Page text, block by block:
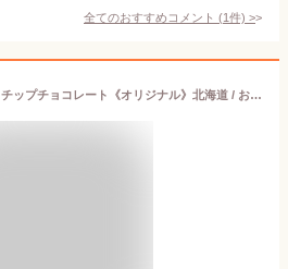
全てのおすすめコメント (1件) >
ROYCE' ロイズポテトチップチョコレート《オリジナル》北海道 / お土産 / みやげ / 土産 / お菓子スイーツ / 人気 / 定番 / ギフトチョコレート / お茶うけ / プレゼントお返し / 景品 / バレンタインデークリスマス